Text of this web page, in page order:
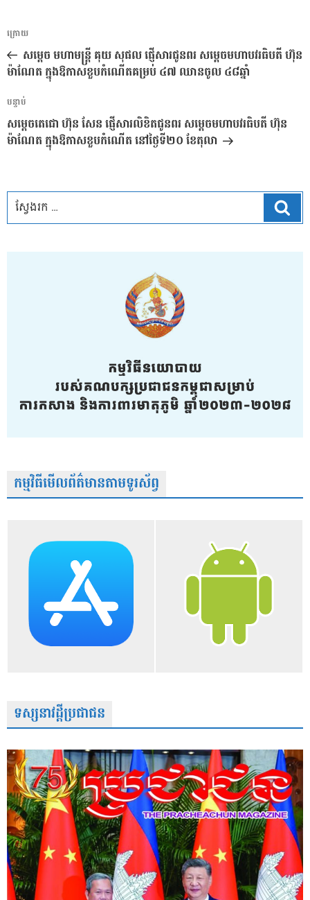
ការ​
នាំទិស​
ប្រកាស
អត្ថបទ
មុន
ក្រោយ
សម្តេច មហាមន្ត្រី គុយ សុផល ផ្ញើសារជូនពរ សម្តេចមហាបវរធិបតី ហ៊ុន
ម៉ាណែត ក្នុងឱកាសខួបកំណើតគម្រប់ ៤៧ ឈានចូល ៤៨ឆ្នាំ
អត្ថបទ
បន្ទាប់
បន្ទាប់
សម្តេចតេជោ ហ៊ុន សែន ផ្ញើសារលិខិតជូនពរ សម្តេចមហាបវរធិបតី ហ៊ុន
ម៉ាណែត ក្នុងឱកាសខួបកំណើត នៅថ្ងៃទី២០ ខែតុលា
កម្មវិធីមើលព័ត៌មានតាមទូរស័ព្វ
ទស្សនាវដ្តីប្រជាជន